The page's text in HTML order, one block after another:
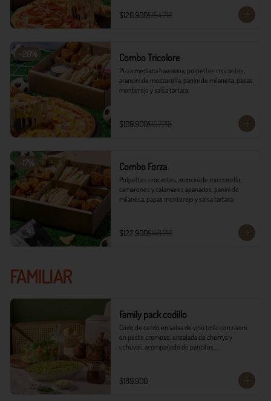
$126.900$154.718
-20% Combo Tricolore
Pizza mediana hawaiana, polpettes crocantes,
arancini de mozzarella, panini de milanesa, papas
monterojo y salsa tártara.
$109.900$137.718
-17% Combo Forza
Polpettes crocantes, arancini de mozzarella,
camarones y calamares apanados, panini de
milanesa, papas monterojo y salsa tártara.
$122.900$148.718
FAMILIAR
Family pack codillo
Codo de cerdo en salsa de vino tinto con risoni
en pesto cremoso, ensalada de cherrys y
uchuvas, acompañado de pancitos.​​
- Risoni (Cantidad ideal para 4 personas)​
- Pancitos​
$189.900